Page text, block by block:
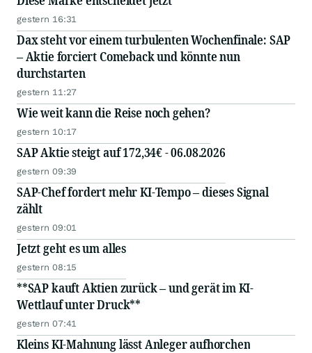
gestern 16:31
Dax steht vor einem turbulenten Wochenfinale: SAP
– Aktie forciert Comeback und könnte nun
durchstarten
gestern 11:27
Wie weit kann die Reise noch gehen?
gestern 10:17
SAP Aktie steigt auf 172,34€ - 06.08.2026
gestern 09:39
SAP-Chef fordert mehr KI-Tempo – dieses Signal
zählt
gestern 09:01
Jetzt geht es um alles
gestern 08:15
**SAP kauft Aktien zurück – und gerät im KI-
Wettlauf unter Druck**
gestern 07:41
Kleins KI-Mahnung lässt Anleger aufhorchen